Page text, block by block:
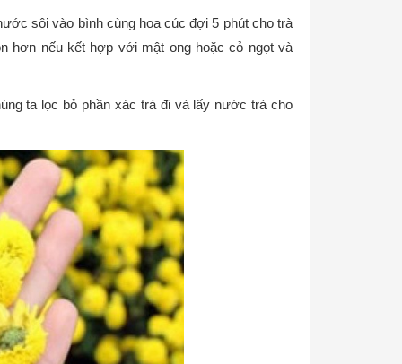
sôi vào bình cùng hoa cúc đợi 5 phút cho trà
hơn nếu kết hợp với mật ong hoặc cỏ ngọt và
ta lọc bỏ phần xác trà đi và lấy nước trà cho